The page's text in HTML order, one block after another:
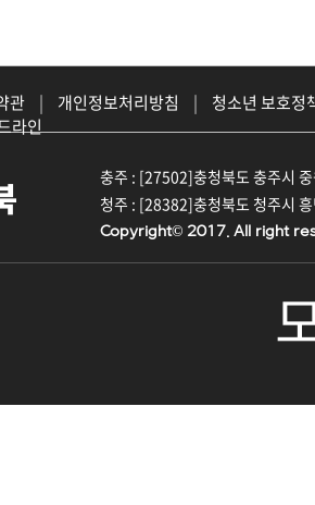
관 | 개인정보처리방침 |
청소년 보호정
라인
충주 : [27502]충청북도 충주시
청주 : [28382]충청북도 청주시
Copyright© 2017. All right